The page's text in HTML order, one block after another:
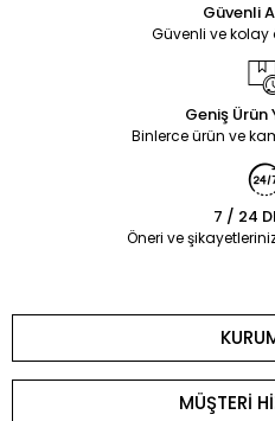
Güvenli
Güvenli ve
Geniş
Binlerce ürün ve
7 / 24
Öneri ve
MÜŞTERİ